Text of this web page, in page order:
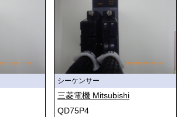
シーケンサー
三菱電機 Mitsubishi
QD75P4